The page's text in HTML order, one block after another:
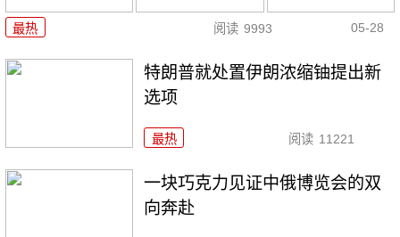
最热 阅读 9993 05-28
特朗普就处置伊朗浓缩铀提出新
选项
最热 阅读 11221
一块巧克力见证中俄博览会的双
向奔赴